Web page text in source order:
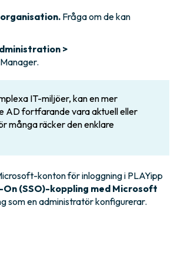
Fråga om de kan
>
IT-miljöer, kan en mer
AD fortfarande vara aktuell eller
många räcker den enklare
konton för inloggning i PLAYipp
(SSO)-koppling med Microsoft
som en administratör konfigurerar.